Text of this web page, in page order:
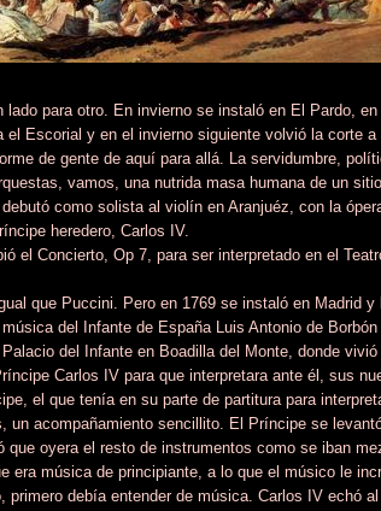
para otro. En invierno se instaló en El Pardo,
Escorial y en el invierno siguiente volvió la corte a
de gente de aquí para allá. La servidumbre,
vamos, una nutrida masa humana de un
como solista al violín en Aranjuéz, con la
heredero, Carlos IV.
el Concierto, Op 7, para ser interpretado en el
que Puccini. Pero en 1769 se instaló en Madrid y
del Infante de España Luis Antonio de
del Infante en Boadilla del Monte, donde vivió
Carlos IV para que interpretara ante él, sus
el que tenía en su parte de partitura para
acompañamiento sencillito. El Príncipe se
oyera el resto de instrumentos como se iban
era música de principiante, a lo que el músico le
primero debía entender de música. Carlos IV echó